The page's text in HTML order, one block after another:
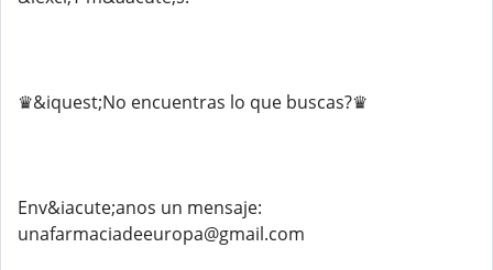
♛&iquest;No encuentras lo que buscas?♛
Env&iacute;anos un mensaje:
unafarmaciadeeuropa@gmail.com